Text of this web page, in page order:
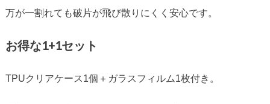
万が一割れても破片が飛び散りにくく安心です。
お得な1+1セット
TPUクリアケース1個＋ガラスフィルム1枚付き。